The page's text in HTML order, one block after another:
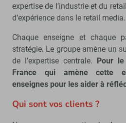
expertise de l’industrie et du
d’expérience dans le retail media.
Chaque enseigne et chaque
stratégie. Le groupe amène un
de l’expertise centrale. Pour
France qui amène cette
enseignes pour les aider à
Qui sont vos clients ?